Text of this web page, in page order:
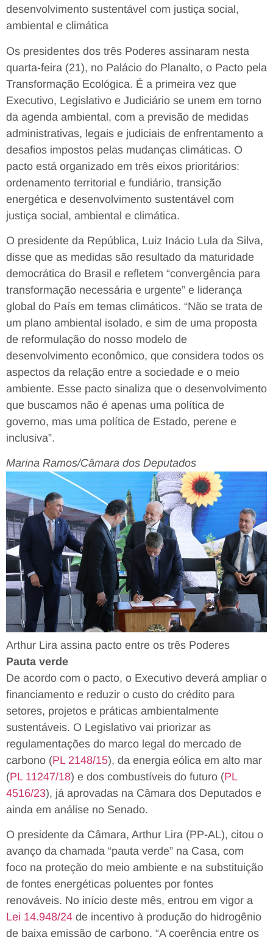
desenvolvimento sustentável com justiça social,
ambiental e climática
Os presidentes dos três Poderes assinaram nesta
quarta-feira (21), no Palácio do Planalto, o Pacto pela
Transformação Ecológica. É a primeira vez que
Executivo, Legislativo e Judiciário se unem em torno
da agenda ambiental, com a previsão de medidas
administrativas, legais e judiciais de enfrentamento a
desafios impostos pelas mudanças climáticas. O
pacto está organizado em três eixos prioritários:
ordenamento territorial e fundiário, transição
energética e desenvolvimento sustentável com
justiça social, ambiental e climática.
O presidente da República, Luiz Inácio Lula da Silva,
disse que as medidas são resultado da maturidade
democrática do Brasil e refletem “convergência para
transformação necessária e urgente” e liderança
global do País em temas climáticos. “Não se trata de
um plano ambiental isolado, e sim de uma proposta
de reformulação do nosso modelo de
desenvolvimento econômico, que considera todos os
aspectos da relação entre a sociedade e o meio
ambiente. Esse pacto sinaliza que o desenvolvimento
que buscamos não é apenas uma política de
governo, mas uma política de Estado, perene e
inclusiva”.
Marina Ramos/Câmara dos Deputados
Arthur Lira assina pacto entre os três Poderes
Pauta verde
De acordo com o pacto, o Executivo deverá ampliar o
financiamento e reduzir o custo do crédito para
setores, projetos e práticas ambientalmente
sustentáveis. O Legislativo vai priorizar as
regulamentações do marco legal do mercado de
carbono (PL 2148/15), da energia eólica em alto mar
(PL 11247/18) e dos combustíveis do futuro (PL
4516/23), já aprovadas na Câmara dos Deputados e
ainda em análise no Senado.
O presidente da Câmara, Arthur Lira (PP-AL), citou o
avanço da chamada “pauta verde” na Casa, com
foco na proteção do meio ambiente e na substituição
de fontes energéticas poluentes por fontes
renováveis. No início deste mês, entrou em vigor a
Lei 14.948/24 de incentivo à produção do hidrogênio
de baixa emissão de carbono. “A coerência entre os